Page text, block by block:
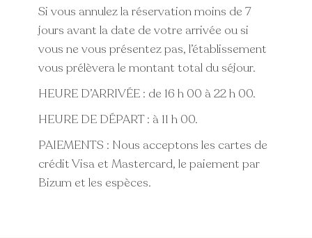
Si vous annulez la réservation moins de 7
jours avant la date de votre arrivée ou si
vous ne vous présentez pas, l’établissement
vous prélèvera le montant total du séjour.
HEURE D’ARRIVÉE : de 16 h 00 à 22 h 00.
HEURE DE DÉPART : à 11 h 00.
PAIEMENTS : Nous acceptons les cartes de
crédit Visa et Mastercard, le paiement par
Bizum et les espèces.